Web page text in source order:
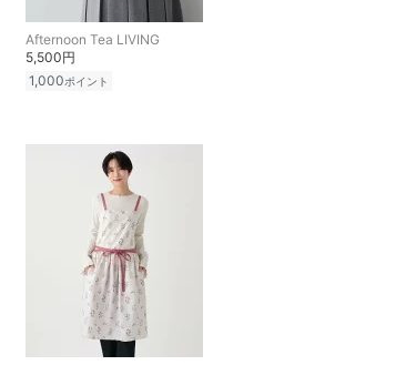
Afternoon Tea LIVING
5,500円
1,000ポイント